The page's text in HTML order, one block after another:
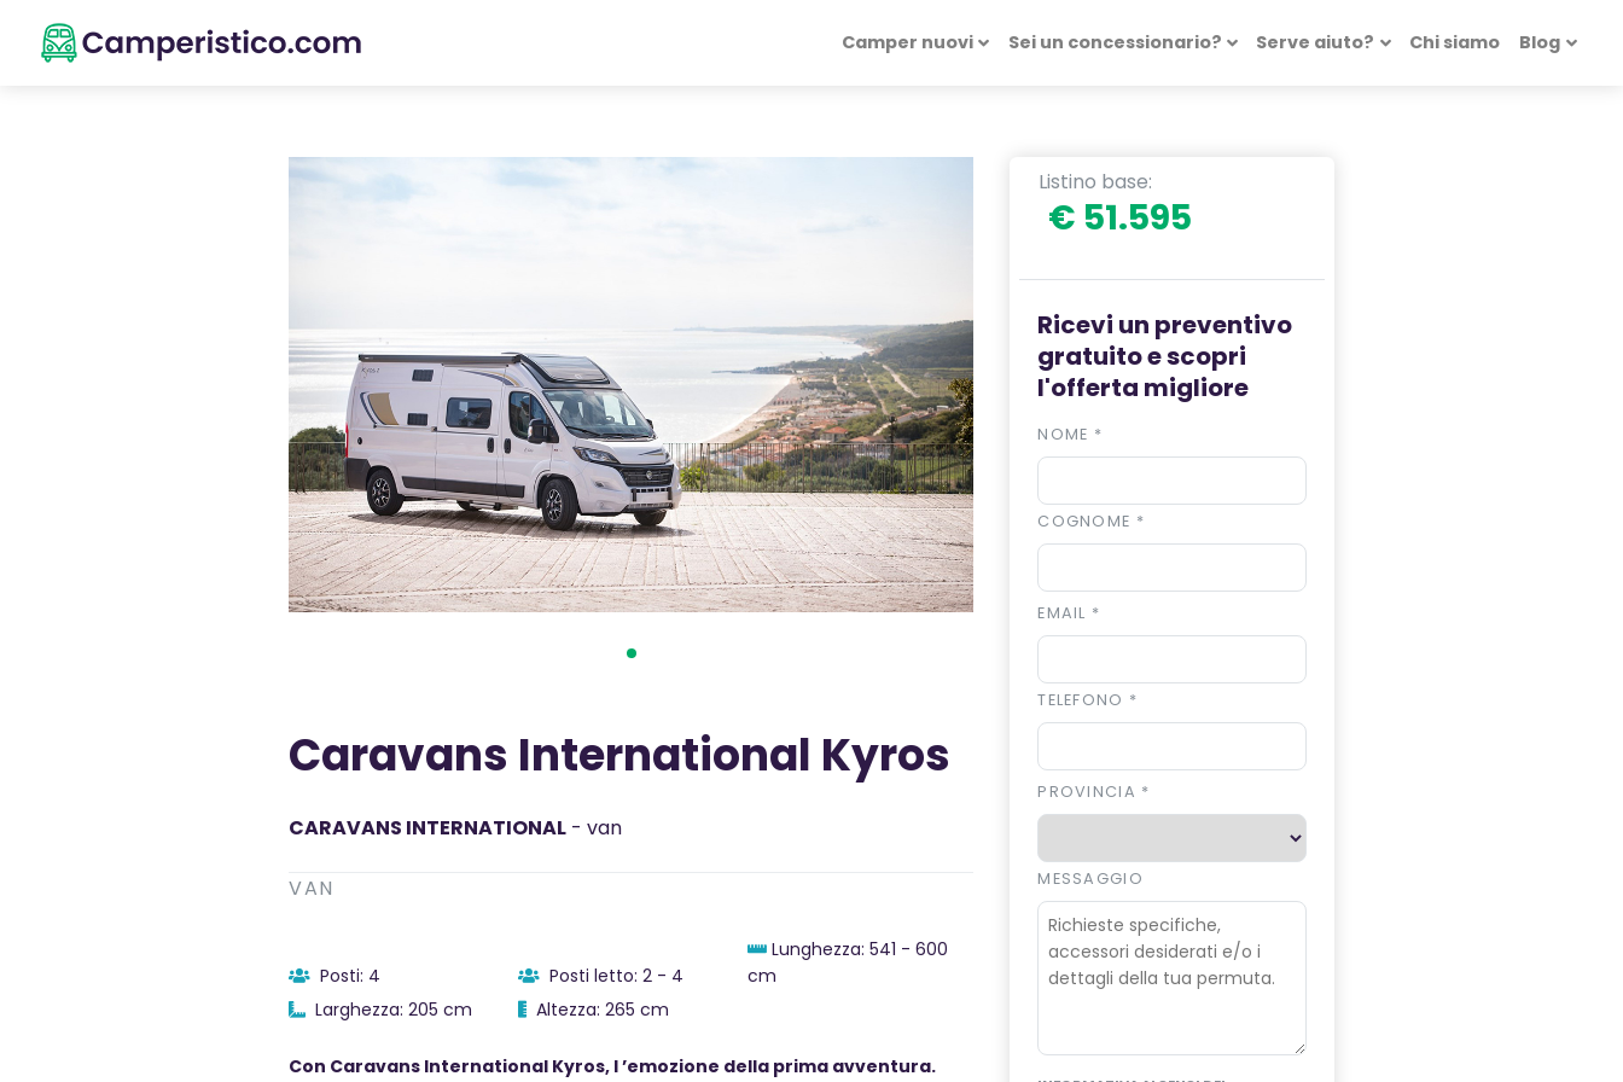
Camper nuovi Sei un concessionario? Serve aiuto? Chi siamo Blog
Caravans International Kyros
CARAVANS INTERNATIONAL - van
VAN
Posti: 4 Posti letto: 2 - 4
Lunghezza: 541 - 600
cm
Larghezza: 205 cm
Altezza: 265 cm
Con Caravans International Kyros, l’emozione della prima avventura.
Listino base:
€ 51.595
Ricevi un preventivo
gratuito e scopri
l'offerta migliore
NOME *
COGNOME *
EMAIL *
TELEFONO *
PROVINCIA *
MESSAGGIO